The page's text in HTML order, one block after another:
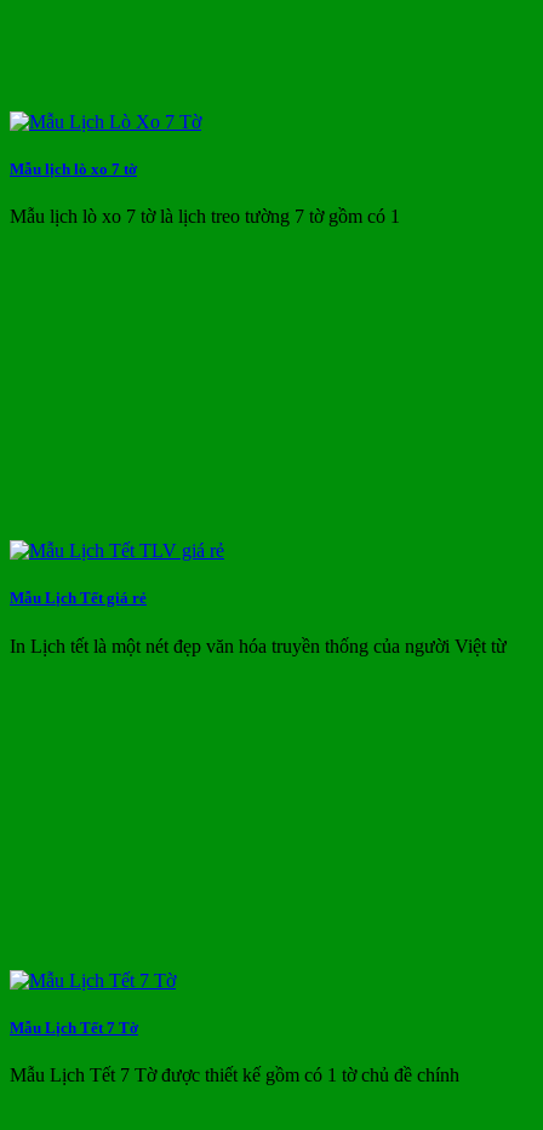
Mẫu lịch lò xo 7 tờ
Mẫu lịch lò xo 7 tờ là lịch treo tường 7 tờ gồm có 1
Mẫu Lịch Tết giá rẻ
In Lịch tết là một nét đẹp văn hóa truyền thống của người Việt từ
Mẫu Lịch Tết 7 Tờ
Mẫu Lịch Tết 7 Tờ được thiết kế gồm có 1 tờ chủ đề chính